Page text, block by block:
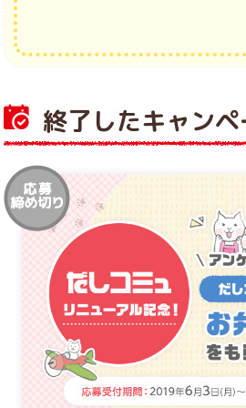
終了したキャン